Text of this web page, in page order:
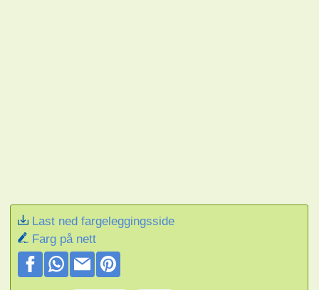
Last ned fargeleggingsside
Farg på nett